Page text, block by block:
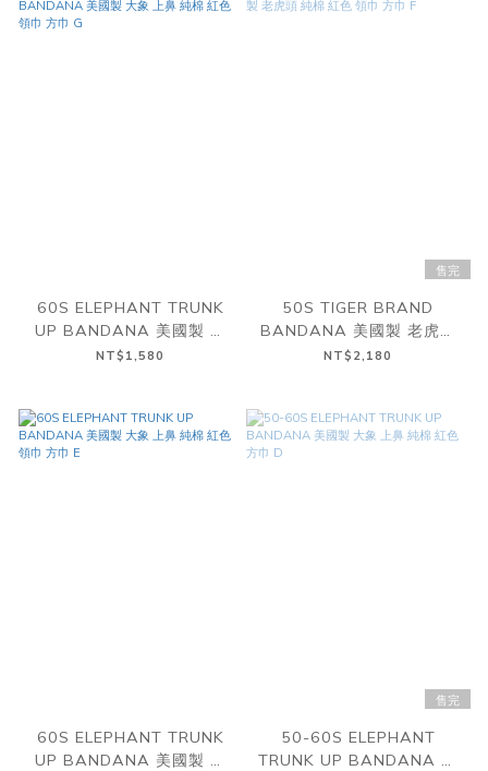
60S ELEPHANT TRUNK
UP BANDANA 美國製 大
象 上鼻 純棉 紅色 領巾 方巾
NT$1,580
售完
50S TIGER BRAND
BANDANA 美國製 老虎頭
純棉 紅色 領巾 方巾 F
NT$2,180
60S ELEPHANT TRUNK
UP BANDANA 美國製 大
售完
50-60S ELEPHANT
TRUNK UP BANDANA 美